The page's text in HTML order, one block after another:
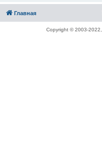
Главная
Copyright © 2003-2022,